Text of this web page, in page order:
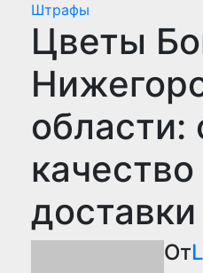
Штрафы
Цветы
области:
качество
доставки
От